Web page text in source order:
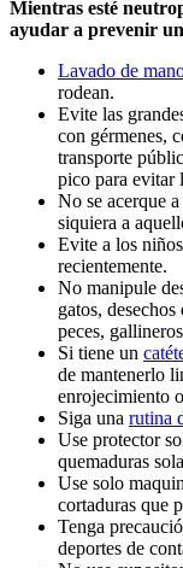
Mientras esté
ayudar a prevenir
Lavado de
rodean.
Evite las
con gérmenes,
transporte
pico para evitar
No se acerque
siquiera a
Evite a los
recientemente.
No manipule
gatos,
peces,
Si tiene un
de mantenerlo
enrojecimiento
Siga una rutina
Use protector
quemaduras
Use solo
cortaduras que
Tenga
deportes de